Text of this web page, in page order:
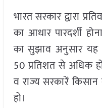
भारत सरकार द्वारा
का आधार पारदर्शी
का सुझाव अनुसार
50 प्रतिशत से अधिक
व राज्य सरकारें
हो।